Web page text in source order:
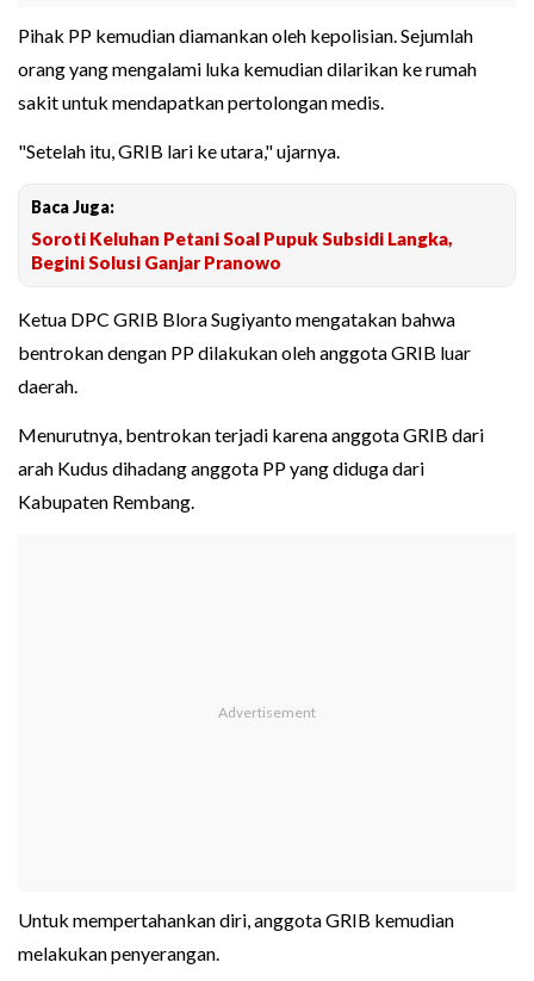
Pihak PP kemudian diamankan oleh kepolisian. Sejumlah
orang yang mengalami luka kemudian dilarikan ke rumah
sakit untuk mendapatkan pertolongan medis.
"Setelah itu, GRIB lari ke utara," ujarnya.
Baca Juga:
Soroti Keluhan Petani Soal Pupuk Subsidi Langka,
Begini Solusi Ganjar Pranowo
Ketua DPC GRIB Blora Sugiyanto mengatakan bahwa
bentrokan dengan PP dilakukan oleh anggota GRIB luar
daerah.
Menurutnya, bentrokan terjadi karena anggota GRIB dari
arah Kudus dihadang anggota PP yang diduga dari
Kabupaten Rembang.
Untuk mempertahankan diri, anggota GRIB kemudian
melakukan penyerangan.